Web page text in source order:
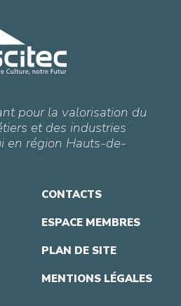
pour la valorisation du
et des industries
en région Hauts-de-
CONTACTS
ESPACE MEMBRES
PLAN DE SITE
MENTIONS LÉGALES